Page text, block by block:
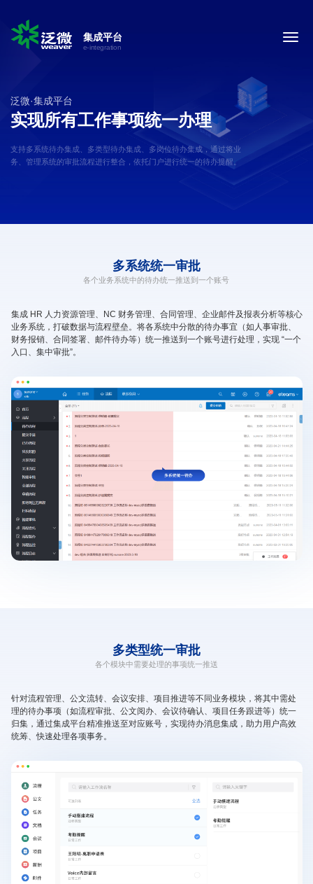
集成平台
e-integration
泛微·集成平台
实现所有工作事项统一办理
支持多系统待办集成、多类型待办集成、多岗位待办集成，通过将业
务、管理系统的审批流程进行整合，依托门户进行统一的待办提醒。
多系统统一审批
各个业务系统中的待办统一推送到一个账号
集成 HR 人力资源管理、NC 财务管理、合同管理、企业邮件及报表分析等核心
业务系统，打破数据与流程壁垒。将各系统中分散的待办事宜（如人事审批、
财务报销、合同签署、邮件待办等）统一推送到一个账号进行处理，实现 “一个
入口、集中审批”。
多类型统一审批
各个模块中需要处理的事项统一推送
针对流程管理、公文流转、会议安排、项目推进等不同业务模块，将其中需处
理的待办事项（如流程审批、公文阅办、会议待确认、项目任务跟进等）统一
归集，通过集成平台精准推送至对应账号，实现待办消息集成，助力用户高效
统筹、快速处理各项事务。